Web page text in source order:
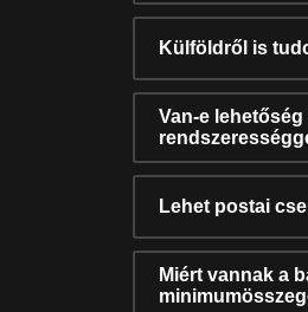
Külföldről is
Van-e
Lehet postai
Miért vannak a